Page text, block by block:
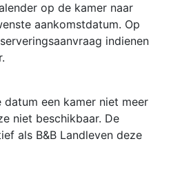
op de kamer naar
aankomstdatum. Op
indienen
een kamer niet meer
niet beschikbaar. De
als B&B Landleven deze